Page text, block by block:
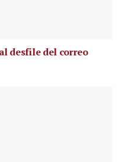
desfile del correo